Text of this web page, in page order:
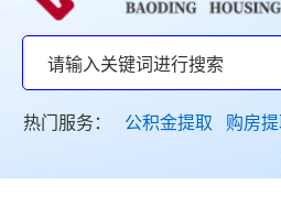
热门服务： 公积金提取 购房